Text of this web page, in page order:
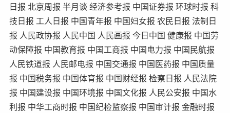
日报 北京周报 半月谈 经济参考报 中国证券报 环球时报 科
技日报 工人日报 中国青年报 中国妇女报 农民日报 法制日
报 人民政协报 人民中国 人民画报 今日中国 健康报 中国劳
动保障报 中国教育报 中国工商报 中国电力报 中国民航报
人民铁道报 人民邮电报 中国交通报 中国医药报 中国质量
报 中国税务报 中国体育报 中国财经报 检察日报 人民法院
报 中国建设报 中国环境报 中国文化报 人民公安报 中国水
利报 中华工商时报 中国纪检监察报 中国审计报 金融时报